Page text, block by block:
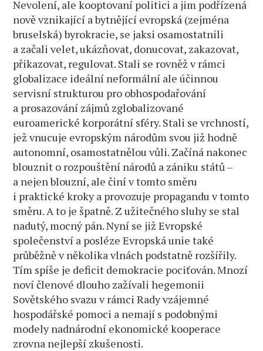
Nevolení, ale kooptovaní politici a jim podřízená
nově vznikající a bytnějící evropská (zejména
bruselská) byrokracie, se jaksi osamostatnili
a začali velet, ukázňovat, donucovat, zakazovat,
přikazovat, regulovat. Stali se rovněž v rámci
globalizace ideální neformální ale účinnou
servisní strukturou pro obhospodařování
a prosazování zájmů zglobalizované
euroamerické korporátní sféry. Stali se vrchností,
jež vnucuje evropským národům svou již hodně
autonomní, osamostatnělou vůli. Začíná nakonec
blouznit o rozpouštění národů a zániku států –
a nejen blouzní, ale činí v tomto směru
i praktické kroky a provozuje propagandu v tomto
směru. A to je špatně. Z užitečného sluhy se stal
nadutý, mocný pán. Nyní se již Evropské
společenství a posléze Evropská unie také
průběžně v několika vlnách podstatně rozšířily.
Tím spíše je deficit demokracie pociťován. Mnozí
noví členové dlouho zažívali hegemonii
Sovětského svazu v rámci Rady vzájemné
hospodářské pomoci a nemají s podobnými
modely nadnárodní ekonomické kooperace
zrovna nejlepší zkušenosti.